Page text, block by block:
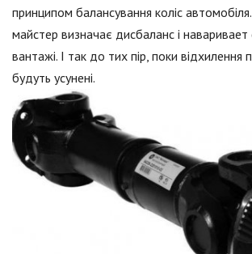
принципом балансування коліс автомобіля.
майстер визначає дисбаланс і наваривает
вантажі. І так до тих пір, поки відхилення
будуть усунені.